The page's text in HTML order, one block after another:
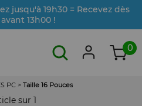
jusqu'à 19h30 = Recevez dès
13h00 !
0
PC > Taille 16 Pouces
sur 1